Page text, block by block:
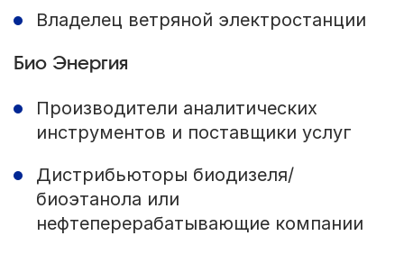
Владелец ветряной электростанции
Био Энергия
Производители аналитических
инструментов и поставщики услуг
Дистрибьюторы биодизеля/
биоэтанола или
нефтеперерабатывающие компании